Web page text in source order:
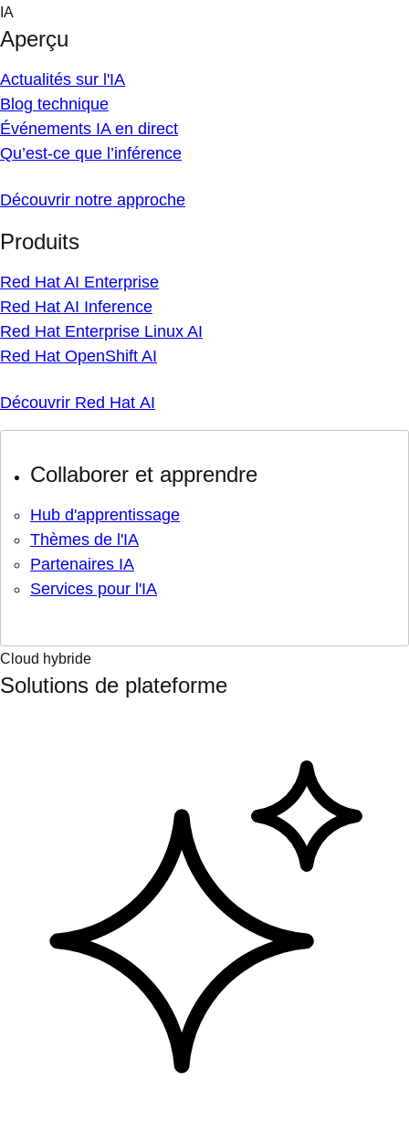
Skip
content
IA
Aperçu
Actualités sur l'IA
Blog technique
Événements IA en direct
Qu’est-ce que l’inférence
Découvrir notre approche
Produits
Red Hat AI Enterprise
Red Hat AI Inference
Red Hat Enterprise Linux AI
Red Hat OpenShift AI
Découvrir Red Hat AI
Collaborer et apprendre
Hub d'apprentissage
Thèmes de l'IA
Partenaires IA
Services pour l'IA
Cloud hybride
Solutions de plateforme